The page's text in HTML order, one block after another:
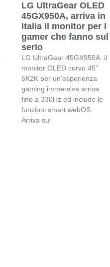
LG UltraGear OLED
45GX950A, arriva in
Italia il monitor per i
gamer che fanno sul
serio
LG UltraGear 45GX950A: il
monitor OLED curvo 45”
5K2K per un’esperienza
gaming immersiva arriva
fino a 330Hz ed include le
funzioni smart webOS
Arriva sul